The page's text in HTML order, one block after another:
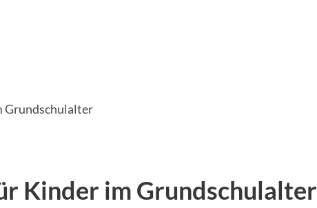
Grundschulalter
Kinder im Grundschulalter